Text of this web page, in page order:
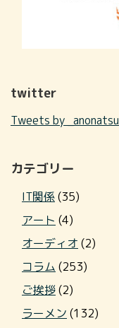
twitter
Tweets by _anonatsu
カテゴリー
IT関係(35)
アート (4)
オーディオ (2)
コラム (253)
ご挨拶(2)
ラーメン (132)